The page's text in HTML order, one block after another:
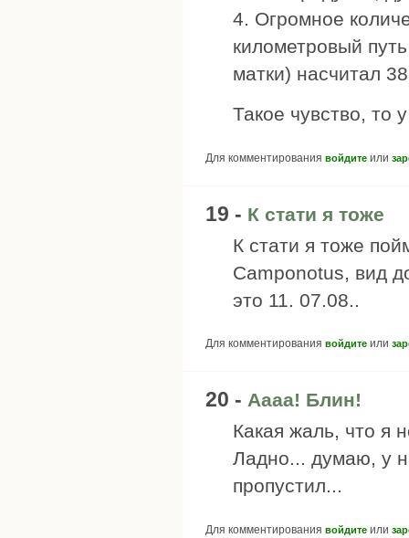
4. Огромное
километровый
матки) насчитал
Такое чувство, то
Для комментирования войдите или
19 - К стати я тоже
К стати я тоже
Camponotus, вид
это 11. 07.08..
Для комментирования войдите или
20 - Аааа! Блин!
Какая жаль, что я
Ладно... думаю, у
пропустил...
Для комментирования войдите или